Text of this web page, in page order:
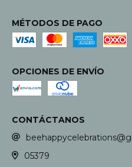
MÉTODOS DE PAGO
OPCIONES DE ENVÍO
CONTÁCTANOS
05379